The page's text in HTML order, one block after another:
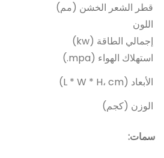
قطر الشعر الخشن (مم)
اللون
إجمالي الطاقة (kw)
استهلاك الهواء (mpa.)
الأبعاد (L * W * H، cm)
الوزن (كجم)
سمات: